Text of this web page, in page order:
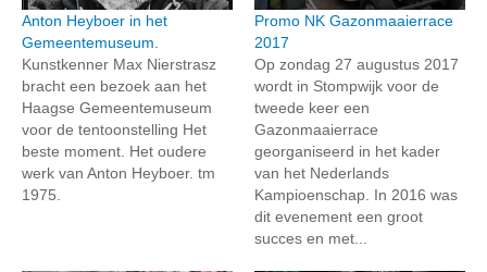
Anton Heyboer in het
Gemeentemuseum.
Kunstkenner Max Nierstrasz
bracht een bezoek aan het
Haagse Gemeentemuseum
voor de tentoonstelling Het
beste moment. Het oudere
werk van Anton Heyboer. tm
1975.
Promo NK Gazonmaaierrace
2017
Op zondag 27 augustus 2017
wordt in Stompwijk voor de
tweede keer een
Gazonmaaierrace
georganiseerd in het kader
van het Nederlands
Kampioenschap. In 2016 was
dit evenement een groot
succes en met...